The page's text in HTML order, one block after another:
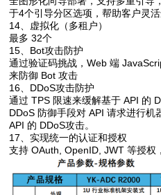
于4个引导分区选项，帮助客户灵
14、虚拟化（多租户）
最多 32个
15、Bot攻击防护
通过验证码挑战，Web 端
来防御 Bot 攻击
16、DDoS攻击防护
通过 TPS 限速来缓解基于 API 的
DDoS 防御手段对 API 请求进行
API 的 DDoS攻击。
17、实现统一的认证和授权
支持 OAuth, OpenID, JWT 等授权